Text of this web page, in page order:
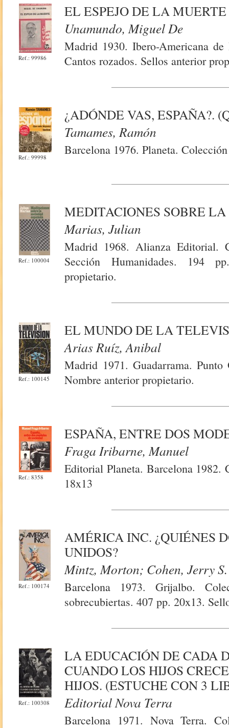
Ref.: 99986
EL ESPEJO DE LA MUERTE
Unamundo, Miguel De
Madrid 1930. Ibero-Americana
Cantos rozados. Sellos anterior
Ref.: 99998
¿ADÓNDE VAS, ESPAÑA?.
Tamames, Ramón
Barcelona 1976. Planeta.
Ref.: 100004
MEDITACIONES SOBRE
Marias, Julian
Madrid 1968. Alianza
Sección Humanidades. 194
propietario.
Ref.: 100145
EL MUNDO DE LA
Arias Ruíz, Anibal
Madrid 1971. Guadarrama.
Nombre anterior propietario.
Ref.: 8358
ESPAÑA, ENTRE DOS
Fraga Iribarne, Manuel
Editorial Planeta. Barcelona 1982.
18x13
Ref.: 100174
AMÉRICA INC. ¿QUIÉNES
UNIDOS?
Mintz, Morton; Cohen, Jerry S.
Barcelona 1973. Grijalbo.
sobrecubiertas. 407 pp. 20x13.
Ref.: 100308
LA EDUCACIÓN DE CADA
CUANDO LOS HIJOS
HIJOS. (ESTUCHE CON 3
Editorial Nova Terra
Barcelona 1971. Nova Terra.